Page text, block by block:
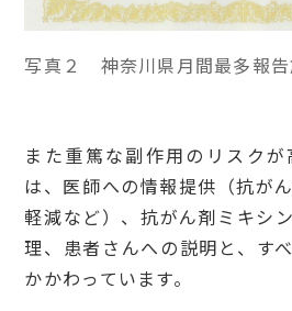
写真２ 神奈川県月間最多報告
また重篤な副作用のリスク
は、医師への情報提供（抗が
軽減など）、抗がん剤ミキシ
理、患者さんへの説明と、す
かかわっています。